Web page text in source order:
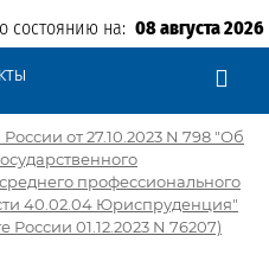
состоянию на: 08 августа 2026
от 27.10.2023 N 798 "Об
профессионального
40.02.04 Юриспруденция"
01.12.2023 N 76207)